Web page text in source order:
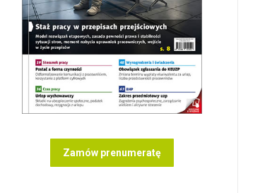
Zamów prenumeratę